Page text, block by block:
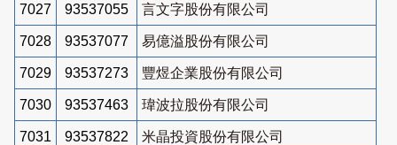
7027 93537055 言文字股份有限公司
7028 93537077 易億溢股份有限公司
7029 93537273 豐煜企業股份有限公司
7030 93537463 瑋波拉股份有限公司
7031 93537822 米晶投資股份有限公司